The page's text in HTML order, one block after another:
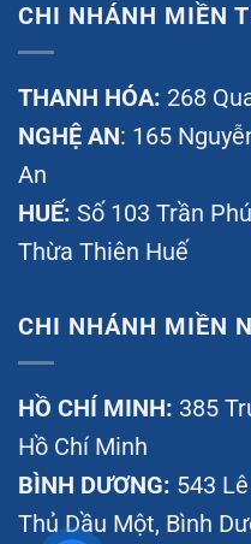
CHI NHÁNH MIỀN
THANH HÓA: 268
NGHỆ AN: 165
An
HUẾ: Số 103 Trần
Thừa Thiên Huế
CHI NHÁNH MIỀN
HỒ CHÍ MINH: 385
Hồ Chí Minh
BÌNH DƯƠNG: 543
Thủ Dầu Một, Bình